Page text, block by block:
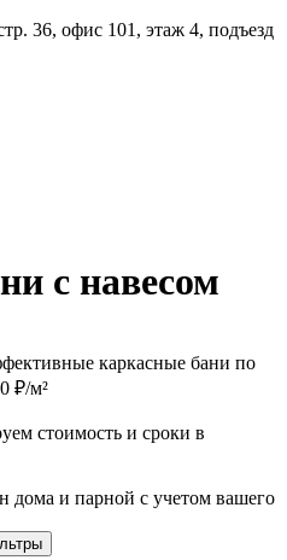
36, офис 101, этаж 4, подъезд
с навесом
каркасные бани по
₽/м²
стоимость и сроки в
дома и парной с учетом вашего